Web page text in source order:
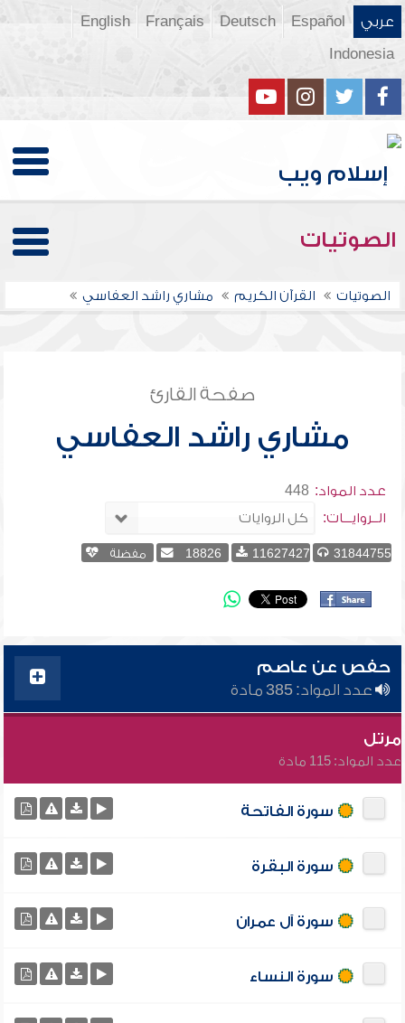
عربي Español
Deutsch
Français
English
Indonesia
الصوتيات
الصوتيات القرآن الكريم مشاري راشد العفاسي
صفحة القارئ
مشاري راشد العفاسي
عدد المواد: 448
الــروايـــات:
31844755
11627427
18826 مفضلة
حفص عن عاصم
عدد المواد: 385 مادة
مرتل
عدد المواد: 115 مادة
سورة الفاتحة
سورة البقرة
سورة آل عمران
سورة النساء